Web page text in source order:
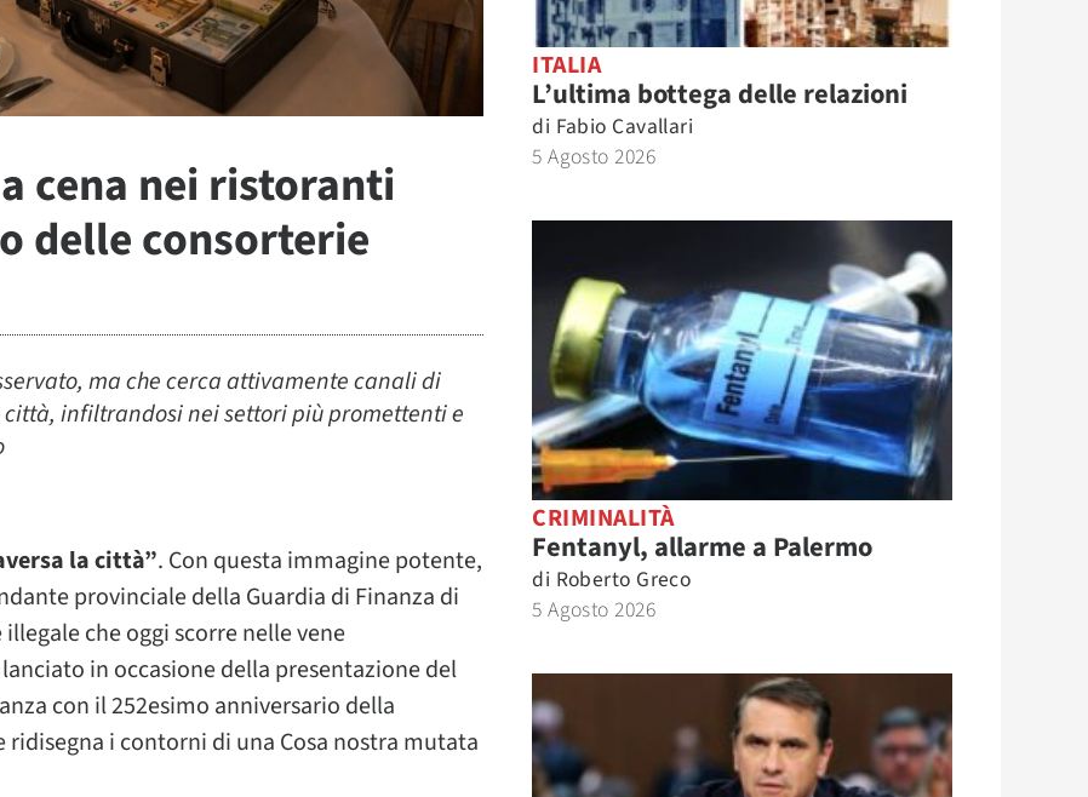
cena nei ristoranti
delle consorterie
ma che cerca attivamente canali di
infiltrandosi nei settori più promettenti e
la città”. Con questa immagine potente,
provinciale della Guardia di Finanza di
che oggi scorre nelle vene
lanciato in occasione della presentazione del
con il 252esimo anniversario della
i contorni di una Cosa nostra mutata
ITALIA
L’ultima bottega delle relazioni
di Fabio Cavallari
5 Agosto 2026
CRIMINALITÀ
Fentanyl, allarme a Palermo
di Roberto Greco
5 Agosto 2026